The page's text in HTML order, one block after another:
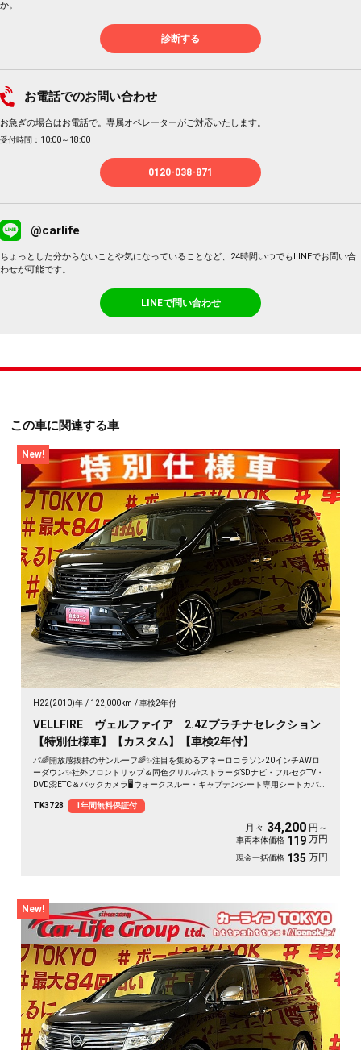
か。
診断する
お電話でのお問い合わせ
お急ぎの場合はお電話で。専属オペレーターがご対応いたします。
受付時間：10:00～18:00
0120-038-871
@carlife
ちょっとした分からないことや気になっていることなど、24時間いつでもLINEでお問い合
わせが可能です。
LINEで問い合わせ
この車に関連する車
New!
H22(2010)年 122,000km 車検2年付
VELLFIRE ヴェルファイア 2.4Zプラチナセレクション
【特別仕様車】【カスタム】【車検2年付】
パ🌈開放感抜群のサンルーフ🌈✨注目を集めるアネーロコラソン20インチAWロ
ーダウン✨社外フロントリップ＆同色グリル🎶ストラーダSDナビ・フルセグTV・
DVD📀ETC＆バックカメラ🖥️ウォークスルー・キャプテンシート専用シートカバー
クドアも装備‼️HIDヘッドライト＆LEDフォグランプで夜間も明るく安全走行🌛1
TK3728 1年間無料保証付
月々 34,200 円～
車両本体価格 119 万円
現金一括価格 135 万円
New!